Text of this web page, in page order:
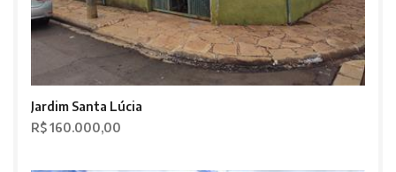
Jardim Santa Lúcia
R$ 160.000,00